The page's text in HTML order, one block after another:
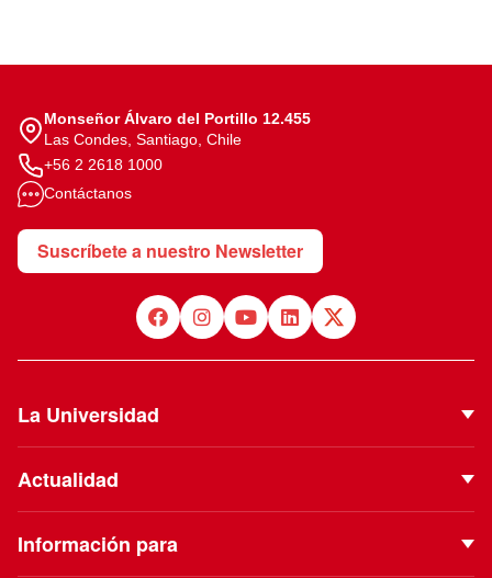
Monseñor Álvaro del Portillo 12.455
Las Condes, Santiago, Chile
+56 2 2618 1000
Contáctanos
Suscríbete a nuestro Newsletter
La Universidad
Proyecto Institucional
Actualidad
Información para